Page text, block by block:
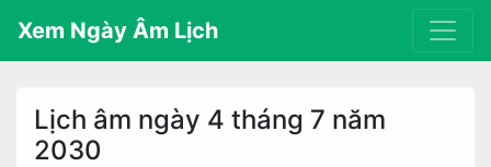
Xem Ngày Âm Lịch
Lịch âm ngày 4 tháng 7 năm
2030